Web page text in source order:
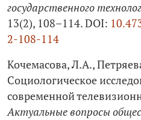
государственного
13(2), 108–114. DOI:
2-108-114
Кочемасова, Л.А.,
Социологическое
современной
Актуальные вопросы